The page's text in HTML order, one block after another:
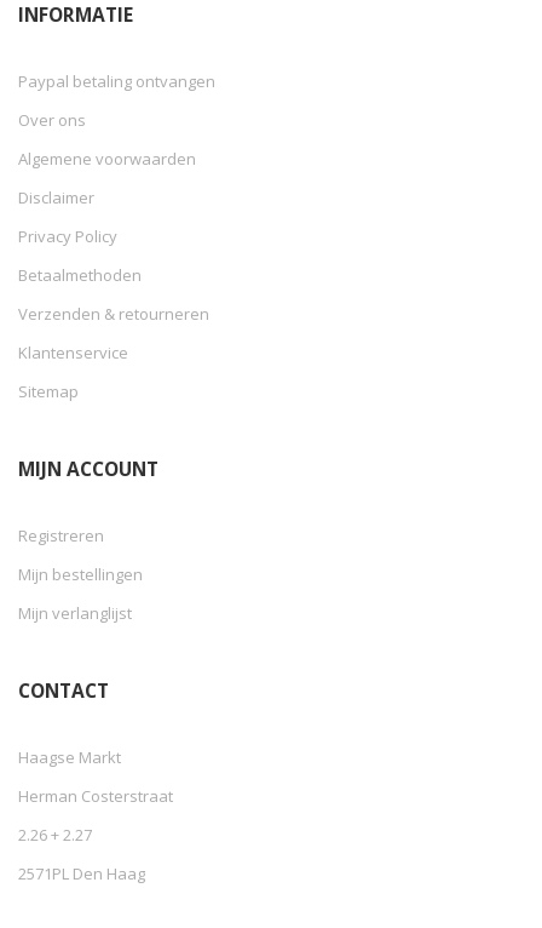
INFORMATIE
Paypal betaling ontvangen
Over ons
Algemene voorwaarden
Disclaimer
Privacy Policy
Betaalmethoden
Verzenden & retourneren
Klantenservice
Sitemap
MIJN ACCOUNT
Registreren
Mijn bestellingen
Mijn verlanglijst
CONTACT
Haagse Markt
Herman Costerstraat
2.26 + 2.27
2571PL Den Haag